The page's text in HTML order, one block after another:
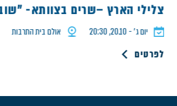
צלילי הארץ –שרים בצוותא- "שוב
יום ג׳ - 20.10, 20:30 אולם בית התרבות
לפרטים